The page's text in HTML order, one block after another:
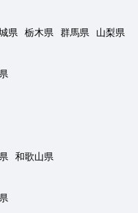
県 栃木県 群馬県
山梨県
和歌山県